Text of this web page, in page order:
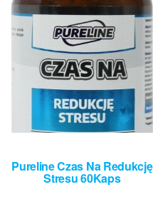
Pureline Czas Na Redukcję
Stresu 60Kaps